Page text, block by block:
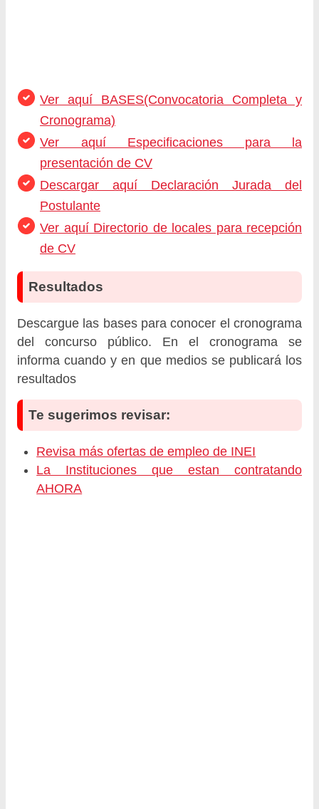
Ver aquí BASES(Convocatoria Completa y
Cronograma)
Ver aquí Especificaciones para la
presentación de CV
Descargar aquí Declaración Jurada del
Postulante
Ver aquí Directorio de locales para recepción
de CV
Resultados
Descargue las bases para conocer el cronograma
del concurso público. En el cronograma se
informa cuando y en que medios se publicará los
resultados
Te sugerimos revisar:
Revisa más ofertas de empleo de INEI
La Instituciones que estan contratando
AHORA